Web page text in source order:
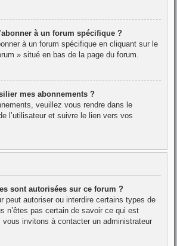
à un forum spécifique ?
à un forum spécifique en cliquant sur le
» situé en bas de la page du forum.
mes abonnements ?
veuillez vous rendre dans le
l’utilisateur et suivre le lien vers vos
sont autorisées sur ce forum ?
peut autoriser ou interdire certains types de
n’êtes pas certain de savoir ce qui est
vous invitons à contacter un administrateur